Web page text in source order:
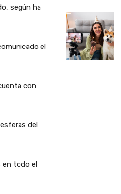
según ha
el
con
del
en todo el